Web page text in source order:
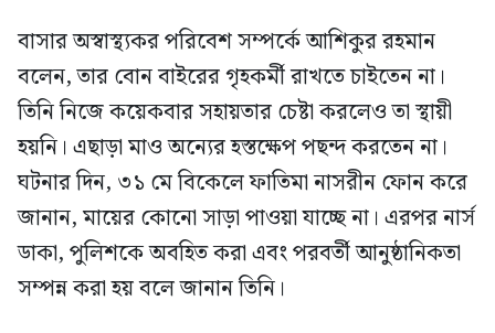
বাসার অস্বাস্থ্যকর পরিবেশ সম্পর্কে আশিকুর রহমান
বলেন, তার বোন বাইরের গৃহকর্মী রাখতে চাইতেন না।
তিনি নিজে কয়েকবার সহায়তার চেষ্টা করলেও তা স্থায়ী
হয়নি। এছাড়া মাও অন্যের হস্তক্ষেপ পছন্দ করতেন না।
ঘটনার দিন, ৩১ মে বিকেলে ফাতিমা নাসরীন ফোন করে
জানান, মায়ের কোনো সাড়া পাওয়া যাচ্ছে না। এরপর নার্স
ডাকা, পুলিশকে অবহিত করা এবং পরবর্তী আনুষ্ঠানিকতা
সম্পন্ন করা হয় বলে জানান তিনি।